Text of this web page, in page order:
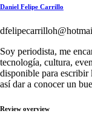
Daniel Felipe Carrillo
Soy periodista, me
tecnología, cultura,
disponible para escribir
así dar a conocer un
Review overview